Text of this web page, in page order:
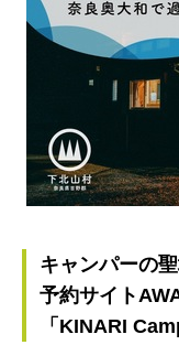
キャンパーの
予約サイト
「KINARI